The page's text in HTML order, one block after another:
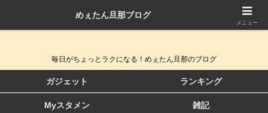
QOL向上ガジェット＆生活改善ブログ
毎日がちょっとラクになる！めぇたん旦那のブログ
ガジェット ランキング
Myスタメン 雑記
めぇたん旦那ブログ
メニュー